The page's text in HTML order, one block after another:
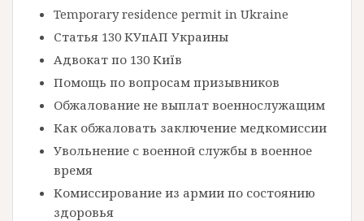
Temporary residence permit in Ukraine
Статья 130 КУпАП Украины
Адвокат по 130 Київ
Помощь по вопросам призывников
Обжалование не выплат военнослужащим
Как обжаловать заключение медкомиссии
Увольнение с военной службы в военное
время
Комиссирование из армии по состоянию
здоровья